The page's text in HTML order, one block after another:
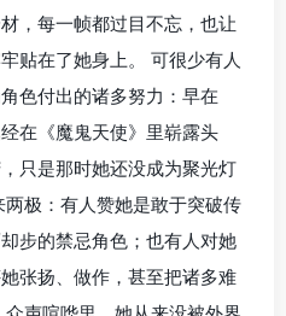
，每一帧都过目不忘，也让
贴在了她身上。 可很少有人
色付出的诸多努力：早在
在《魔鬼天使》里崭露头
只是那时她还没成为聚光灯
极：有人赞她是敢于突破传
步的禁忌角色；也有人对她
张扬、做作，甚至把诸多难